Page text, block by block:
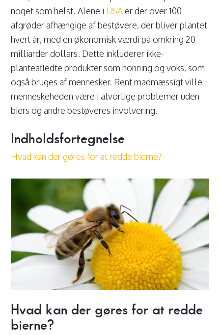
noget som helst. Alene i USAer der over 100
afgrøder afhængige af bestøvere, der bliver plantet
hvert år, med en økonomisk værdi på omkring 20
milliarder dollars. Dette inkluderer ikke-
planteafledte produkter som honning og voks, som
også bruges af mennesker. Rent madmæssigt ville
menneskeheden være i alvorlige problemer uden
biers og andre bestøveres involvering.
Indholdsfortegnelse
Hvad kan der gøres for at redde bierne?
Hvad kan der gøres for at redde
bierne?